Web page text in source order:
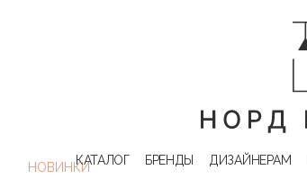
КАТАЛОГ БРЕНДЫ ДИЗАЙНЕРАМ